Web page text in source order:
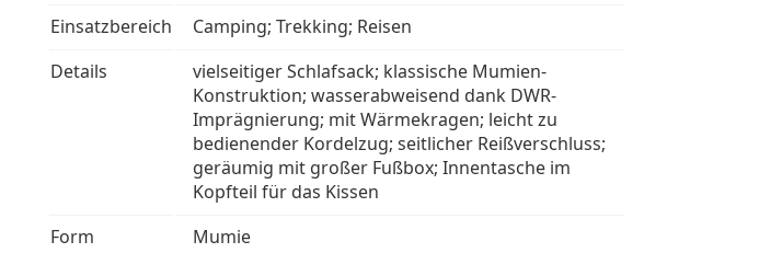
Einsatzbereich
Camping; Trekking; Reisen
Details
vielseitiger Schlafsack; klassische Mumien-
Konstruktion; wasserabweisend dank DWR-
Imprägnierung; mit Wärmekragen; leicht zu
bedienender Kordelzug; seitlicher Reißverschluss;
geräumig mit großer Fußbox; Innentasche im
Kopfteil für das Kissen
Form
Mumie